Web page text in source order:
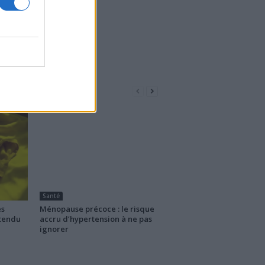
Santé
Ménopause précoce : le risque
accru d’hypertension à ne pas
ignorer